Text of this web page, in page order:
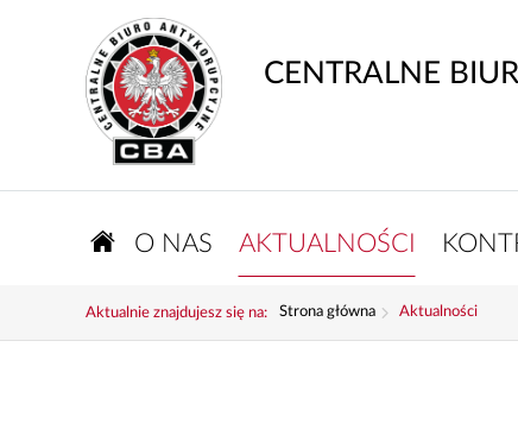
CENTRALNE
O NAS AKTUALNOŚCI
Aktualnie znajdujesz się na: Strona główna Aktualności